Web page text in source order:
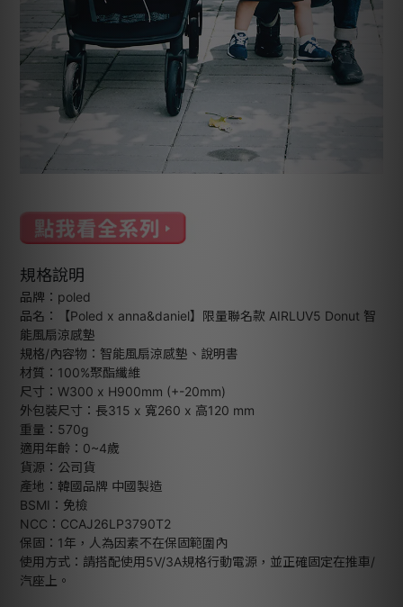
規格說明
品牌：poled
品名：【Poled x anna&daniel】限量聯名款 AIRLUV5 Donut 智
能風扇涼感墊
規格/內容物：智能風扇涼感墊、說明書
材質：100%聚酯纖維
尺寸：W300 x H900mm (+-20mm)
外包裝尺寸：長315 x 寬260 x 高120 mm
重量：570g
適用年齡：0~4歲
貨源：公司貨
產地：韓國品牌 中國製造
BSMI：免檢
NCC：CCAJ26LP3790T2
保固：1年，人為因素不在保固範圍內
使用方式：請搭配使用5V/3A規格行動電源，並正確固定在推車/
汽座上。